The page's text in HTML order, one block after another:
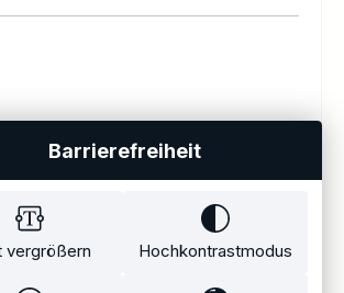
vergrößern Hochkontrastmodus
Barrierefreiheit